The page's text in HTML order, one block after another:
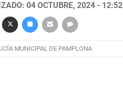
04 OCTUBRE, 2024 - 12:52
MUNICIPAL DE PAMPLONA